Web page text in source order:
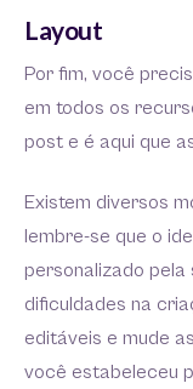
Layout
Por fim, você
em todos os
post e é aqui que
Existem diversos
lembre-se que o
personalizado
dificuldades na
editáveis e mude
você estabeleceu